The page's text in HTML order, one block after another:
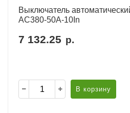
Выключатель
AC380-50А-10In
7 132.25 р.
В корзину